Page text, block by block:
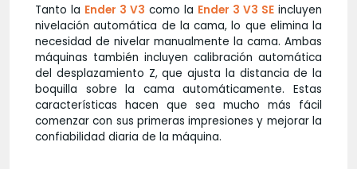
Tanto la Ender 3 V3 como la Ender 3 V3 SE incluyen
nivelación automática de la cama, lo que elimina la
necesidad de nivelar manualmente la cama. Ambas
máquinas también incluyen calibración automática
del desplazamiento Z, que ajusta la distancia de la
boquilla sobre la cama automáticamente. Estas
características hacen que sea mucho más fácil
comenzar con sus primeras impresiones y mejorar la
confiabilidad diaria de la máquina.